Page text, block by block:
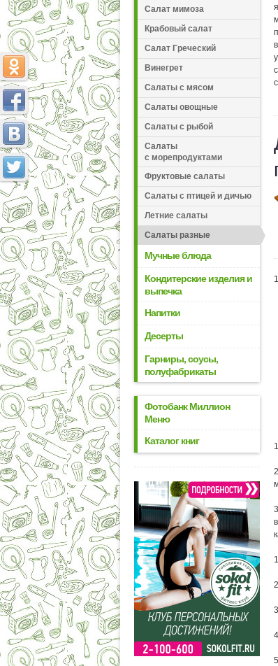
Салат мимоза
Крабовый салат
Салат Греческий
Винегрет
Салаты с мясом
Салаты овощные
Салаты с рыбой
Салаты
с морепродуктами
Фруктовые салаты
Салаты с птицей и дичью
Летние салаты
Салаты разные
Мучные блюда
Кондитерские изделия и
выпечка
Напитки
Десерты
Гарниры, соусы,
полуфабрикаты
Фотобанк Миллион
Меню
Каталог книг
1